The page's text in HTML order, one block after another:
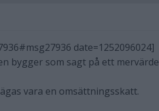
date=1252096024]
bygger som sagt på ett
vara en omsättningsskatt.